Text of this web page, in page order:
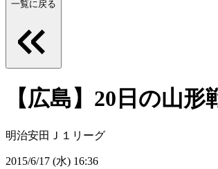
一覧に戻る
【広島】20日の山
明治安田Ｊ１リーグ
2015/6/17 (水) 16:36